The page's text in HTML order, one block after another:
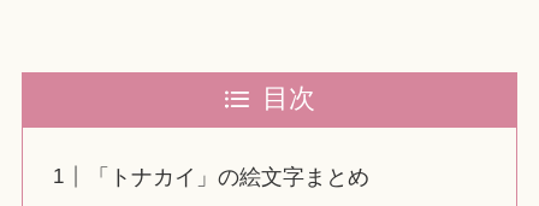
目次
「トナカイ」の絵文字まとめ